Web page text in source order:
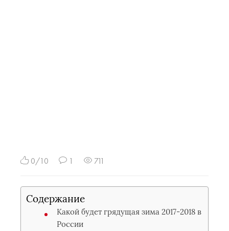
0/10 1 711
Содержание
Какой будет грядущая зима 2017-2018 в
России